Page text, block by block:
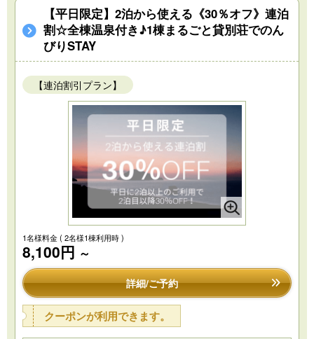
【平日限定】2泊から使える《30％オフ》連泊
割☆全棟温泉付き♪1棟まるごと貸別荘でのん
びりSTAY
【連泊割引プラン】
1名様料金( 2名様1棟利用時 )
8,100円 ～
詳細/ご予約
クーポンが利用できます。